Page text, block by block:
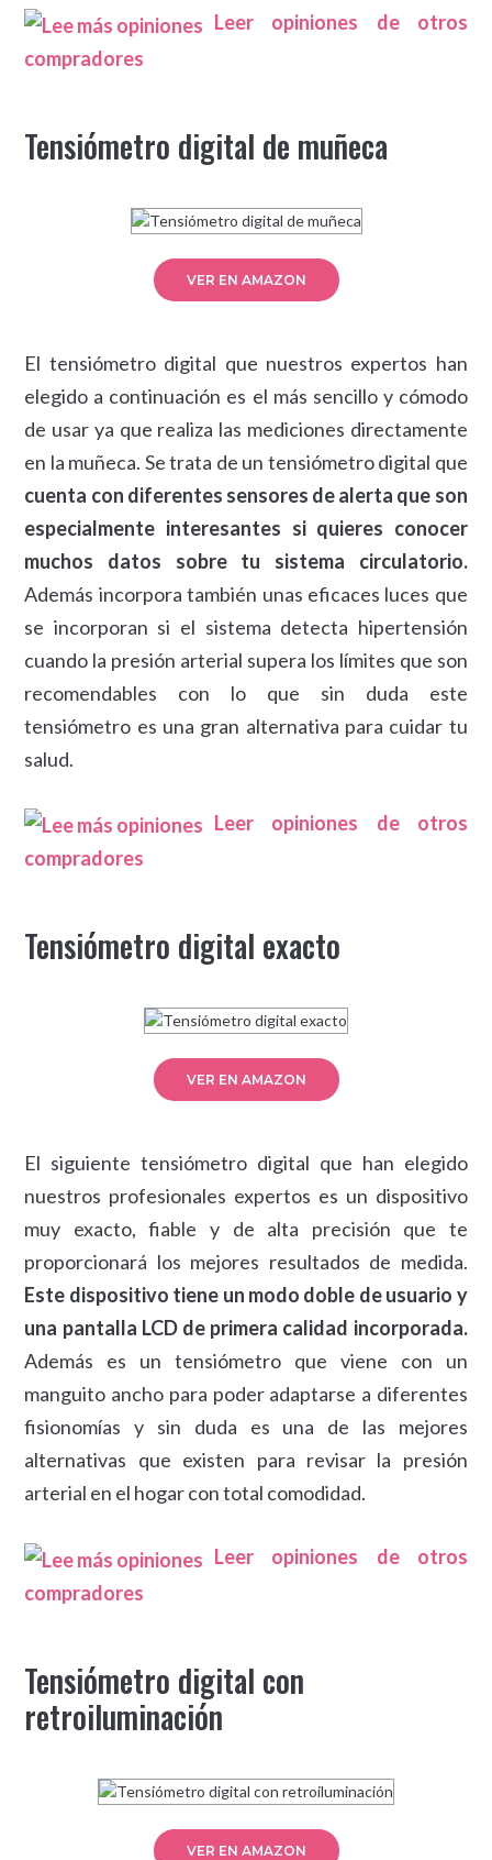
Leer opiniones de otros
compradores
Tensiómetro digital de muñeca
VER EN AMAZON
El tensiómetro digital que nuestros expertos han
elegido a continuación es el más sencillo y cómodo
de usar ya que realiza las mediciones directamente
en la muñeca. Se trata de un tensiómetro digital que
cuenta con diferentes sensores de alerta que son
especialmente interesantes si quieres conocer
muchos datos sobre tu sistema circulatorio.
Además incorpora también unas eficaces luces que
se incorporan si el sistema detecta hipertensión
cuando la presión arterial supera los límites que son
recomendables con lo que sin duda este
tensiómetro es una gran alternativa para cuidar tu
salud.
Leer opiniones de otros
compradores
Tensiómetro digital exacto
VER EN AMAZON
El siguiente tensiómetro digital que han elegido
nuestros profesionales expertos es un dispositivo
muy exacto, fiable y de alta precisión que te
proporcionará los mejores resultados de medida.
Este dispositivo tiene un modo doble de usuario y
una pantalla LCD de primera calidad incorporada.
Además es un tensiómetro que viene con un
manguito ancho para poder adaptarse a diferentes
fisionomías y sin duda es una de las mejores
alternativas que existen para revisar la presión
arterial en el hogar con total comodidad.
Leer opiniones de otros
compradores
Tensiómetro digital con
retroiluminación
VER EN AMAZON